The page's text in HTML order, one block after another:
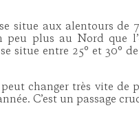
situe aux alentours de
peu plus au Nord que
situe entre 25° et 30°
changer très vite de
C’est un passage